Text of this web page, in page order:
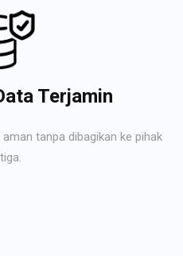
Terjamin
tanpa dibagikan ke pihak